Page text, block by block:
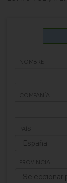
NOMBRE
COMPANÍA
PAÍS
PROVINCIA